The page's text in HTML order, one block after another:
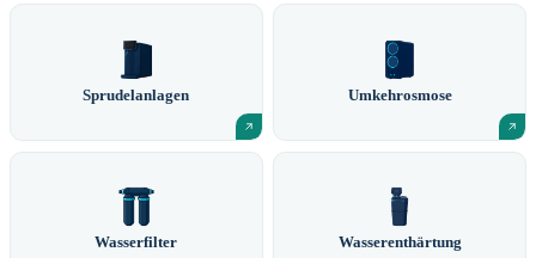
Sprudelanlagen Umkehrosmose
Wasserfilter Wasserenthärtung